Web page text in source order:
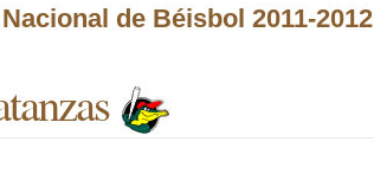
de Béisbol 2011-2012